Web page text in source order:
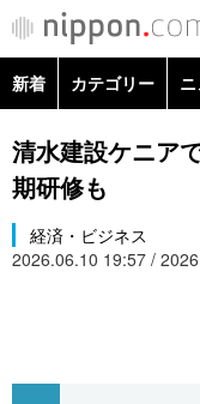
カテゴリー
新着 カテゴリー
政治・外交
経済・ビジネス
国際・海外
文化
清水建設ケニア
期研修も
経済・ビジネス
2026.06.10 19:57 /